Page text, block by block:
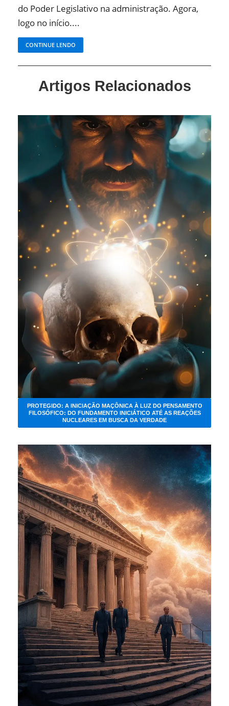
do Poder Legislativo na administração. Agora,
logo no início....
CONTINUE LENDO
Artigos Relacionados
PROTEGIDO: A INICIAÇÃO MAÇÔNICA À LUZ DO PENSAMENTO
FILOSÓFICO: DO FUNDAMENTO INICIÁTICO ATÉ AS REAÇÕES
NUCLEARES EM BUSCA DA VERDADE